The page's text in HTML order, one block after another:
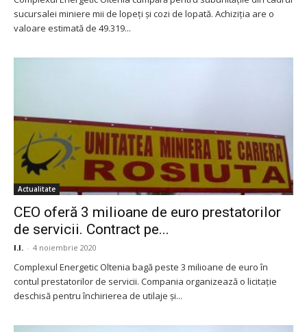
sucursalei miniere mii de lopeți și cozi de lopată. Achiziția are o
valoare estimată de 49.319...
Actualitate
CEO oferă 3 milioane de euro prestatorilor
de servicii. Contract pe...
I.I. - 4 noiembrie 2020
Complexul Energetic Oltenia bagă peste 3 milioane de euro în
contul prestatorilor de servicii. Compania organizează o licitație
deschisă pentru închirierea de utilaje și...